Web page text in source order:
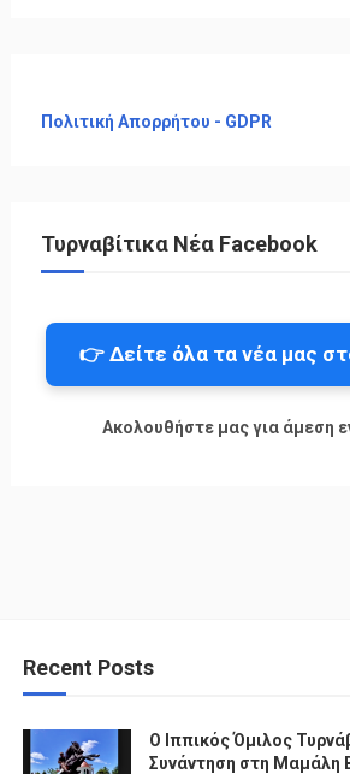
Πολιτική Απορρήτου - GDPR
Τυρναβίτικα Νέα Facebook
👉 Δείτε όλα τα νέα μας
Ακολουθήστε μας για άμεση
Recent Posts
Ο Ιππικός Όμιλος
Συνάντηση στη Μαμάλη